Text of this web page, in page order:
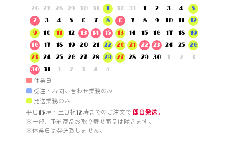
26
27 28 29 30 31
1
2
3 4 5 6 7
8
9
10 11 12 13 14
15
16
17 18 19 20 21
22
23
24 25 26 27 28
29
30
31 1 2 3 4 5
30
31 1 2 3 4
5
6
7 8 9 10 11
12
13
14 15 16 17 18
19
20
21 22 23 24 25
26
27
28 29 30 1 2 3
■ 休業日
■ 受注・お問い合わせ業務のみ
■ 発送業務のみ
平日15時・土日祝12時までのご注文で 即日発送。
※一部、予約商品お取り寄せ商品は除きます。
※休業日は発送致しません。